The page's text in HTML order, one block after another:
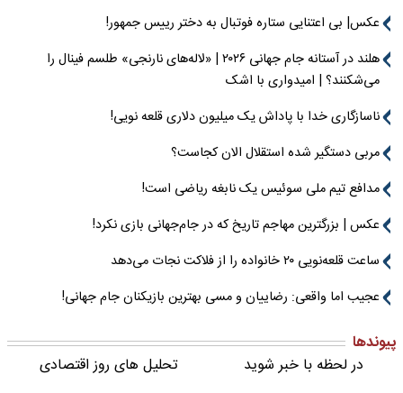
عکس| بی اعتنایی ستاره فوتبال به دختر رییس جمهور!
هلند در آستانه جام جهانی ۲۰۲۶ | «لاله‌های نارنجی» طلسم فینال را
می‌شکنند؟ | امیدواری با اشک
ناسازگاری خدا با پاداش یک میلیون دلاری قلعه نویی!
مربی دستگیر شده استقلال الان کجاست؟
مدافع تیم ملی سوئیس یک نابغه ریاضی است!
عکس | بزرگترین مهاجم تاریخ که در جام‌جهانی بازی نکرد!
ساعت قلعه‌نویی ۲۰ خانواده را از فلاکت نجات می‌دهد
عجیب اما واقعی: رضاییان و مسی بهترین بازیکنان جام جهانی!
پیوندها
در لحظه با خبر شوید
تحلیل های روز اقتصادی